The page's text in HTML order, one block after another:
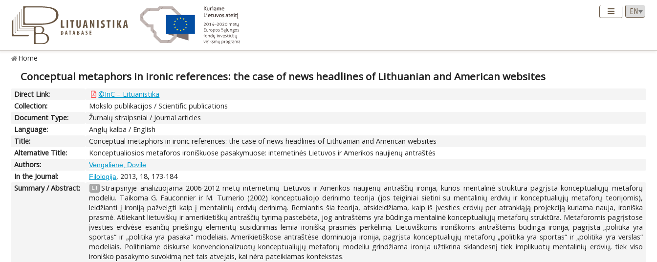
Home
Conceptual metaphors in ironic references: the case of news headlines of Lithuanian and American websites
Direct Link:
©InC – Lituanistika
Collection:
Mokslo publikacijos / Scientific publications
Document Type:
Žurnalų straipsniai / Journal articles
Language:
Anglų kalba / English
Title:
Conceptual metaphors in ironic references: the case of news headlines of Lithuanian and American websites
Alternative Title:
Konceptualiosios metaforos ironiškuose pasakymuose: internetinės Lietuvos ir Amerikos naujienų antraštės
Authors:
Vengalienė, Dovilė
In the Journal: Filologija, 2013, 18, 173-184
Summary / Abstract:
LT Straipsnyje analizuojama 2006-2012 metų internetinių Lietuvos ir Amerikos naujienų antraščių ironija, kurios mentalinė struktūra pagrįsta konceptualiųjų metaforų
modeliu. Taikoma G. Fauconnier ir M. Turnerio (2002) konceptualiojo derinimo teorija (jos teiginiai sietini su mentalinių erdvių ir konceptualiųjų metaforų teorijomis),
leidžianti į ironiją pažvelgti kaip į mentalinių erdvių derinimą. Remiantis šia teorija, atskleidžiama, kaip iš įvesties erdvių per atrankiąją projekciją kuriama nauja, ironiška
prasmė. Atliekant lietuviškų ir amerikietiškų antraščių tyrimą pastebėta, jog antraštėms yra būdinga mentalinė konceptualiųjų metaforų struktūra. Metaforomis pagrįstose
įvesties erdvėse esančių priešingų elementų susidūrimas lemia ironišką prasmės perkėlimą. Lietuviškoms ironiškoms antraštėms būdinga ironija, pagrįsta „politika yra
sportas“ ir „politika yra pasaka“ modeliais. Amerikietiškose antraštėse dominuoja ironija, pagrįsta konceptualiųjų metaforų „politika yra sportas“ ir „politika yra verslas“
modeliais. Politiniame diskurse konvencionalizuotų konceptualiųjų metaforų modeliu grindžiama ironija užtikrina sklandesnį tiek implikuotų mentalinių erdvių, tiek viso
ironiško pasakymo suvokimą net tais atvejais, kai nėra pateikiamas kontekstas.